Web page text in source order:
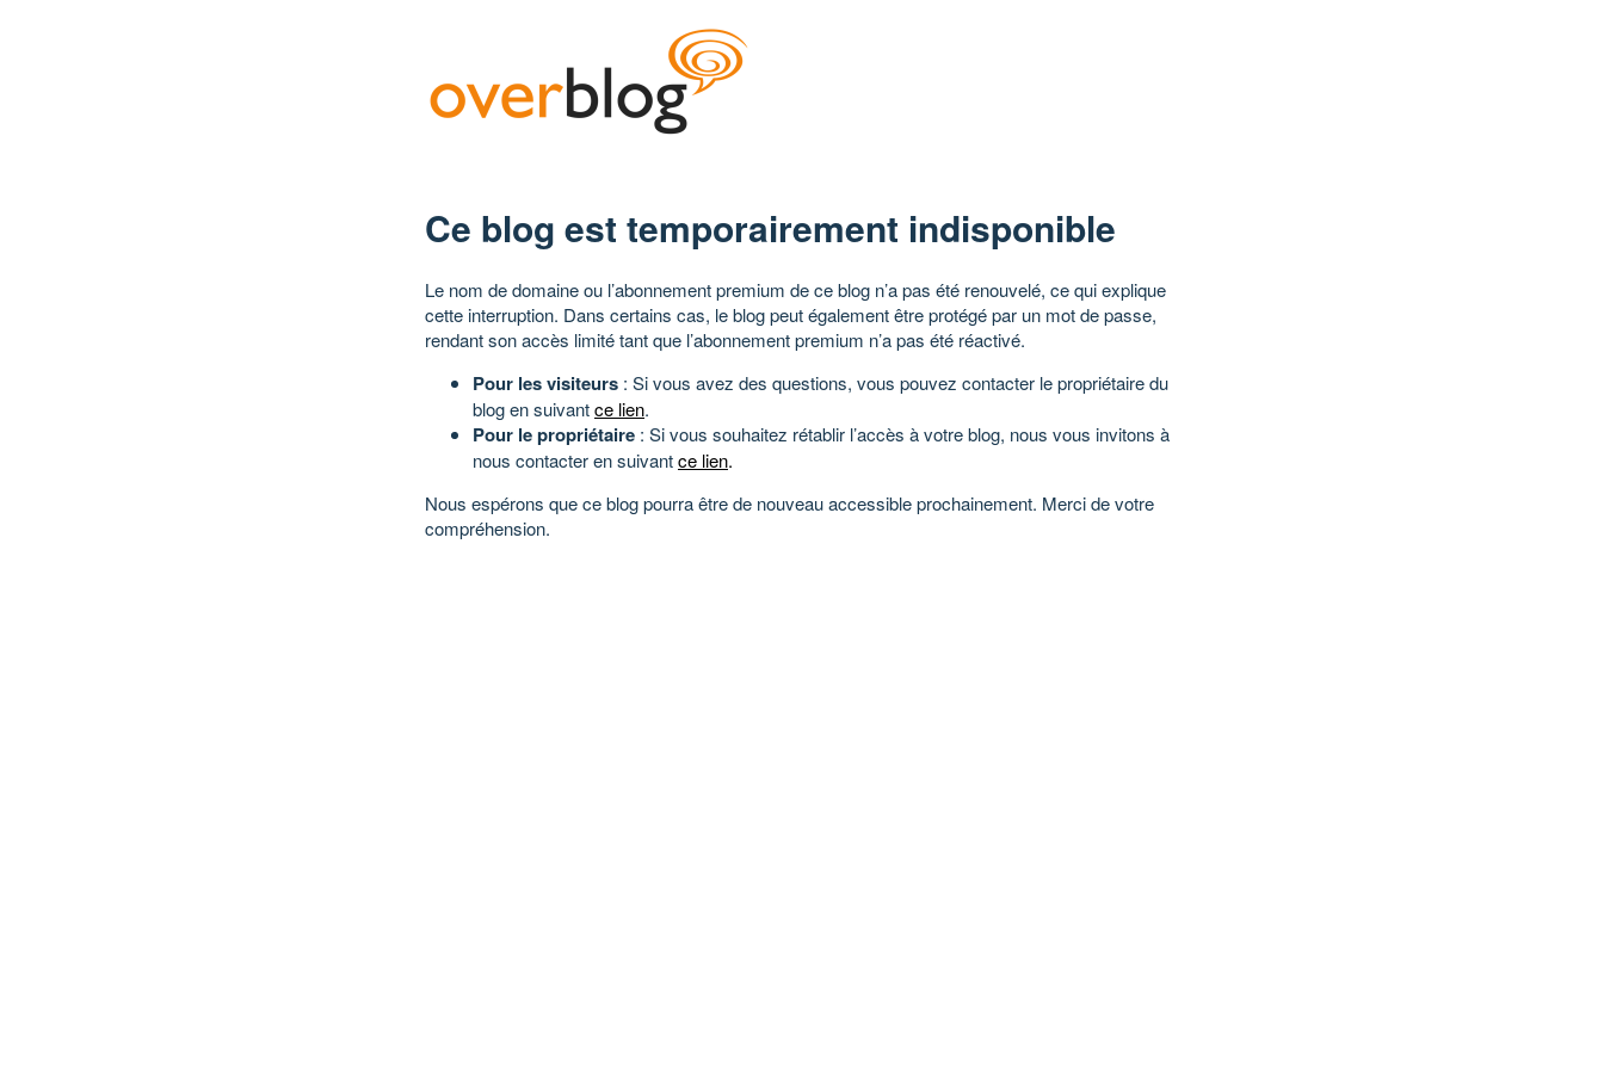
Ce blog est temporairement indisponible
Le nom de domaine ou l’abonnement premium de ce blog n’a pas été renouvelé, ce qui explique
cette interruption. Dans certains cas, le blog peut également être protégé par un mot de passe,
rendant son accès limité tant que l’abonnement premium n’a pas été réactivé.
Pour les visiteurs : Si vous avez des questions, vous pouvez contacter le propriétaire du
blog en suivantce lien.
Pour le propriétaire : Si vous souhaitez rétablir l’accès à votre blog, nous vous invitons à
nous contacter en suivantce lien.
Nous espérons que ce blog pourra être de nouveau accessible prochainement. Merci de votre
compréhension.